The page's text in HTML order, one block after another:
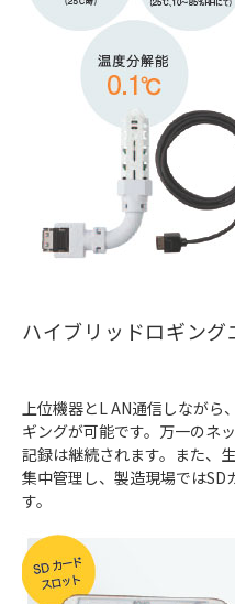
ハイブリッドロギン
上位機器とL AN通信しながら
ギングが可能です。万一のネ
記録は継続されます。また、
集中管理し、製造現場ではSD
す。